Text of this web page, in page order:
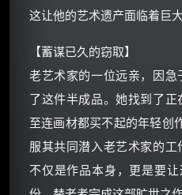
这让他的艺术遗产面临着巨大
【蓄谋已久的窃取】
老艺术家的一位远亲，因
了这件半成品。她找到了
至连画材都买不起的年轻创
服其共同潜入老艺术家的
不仅是作品本身，更是要
朋友们
如夸克12个月送
还有支付宝现金